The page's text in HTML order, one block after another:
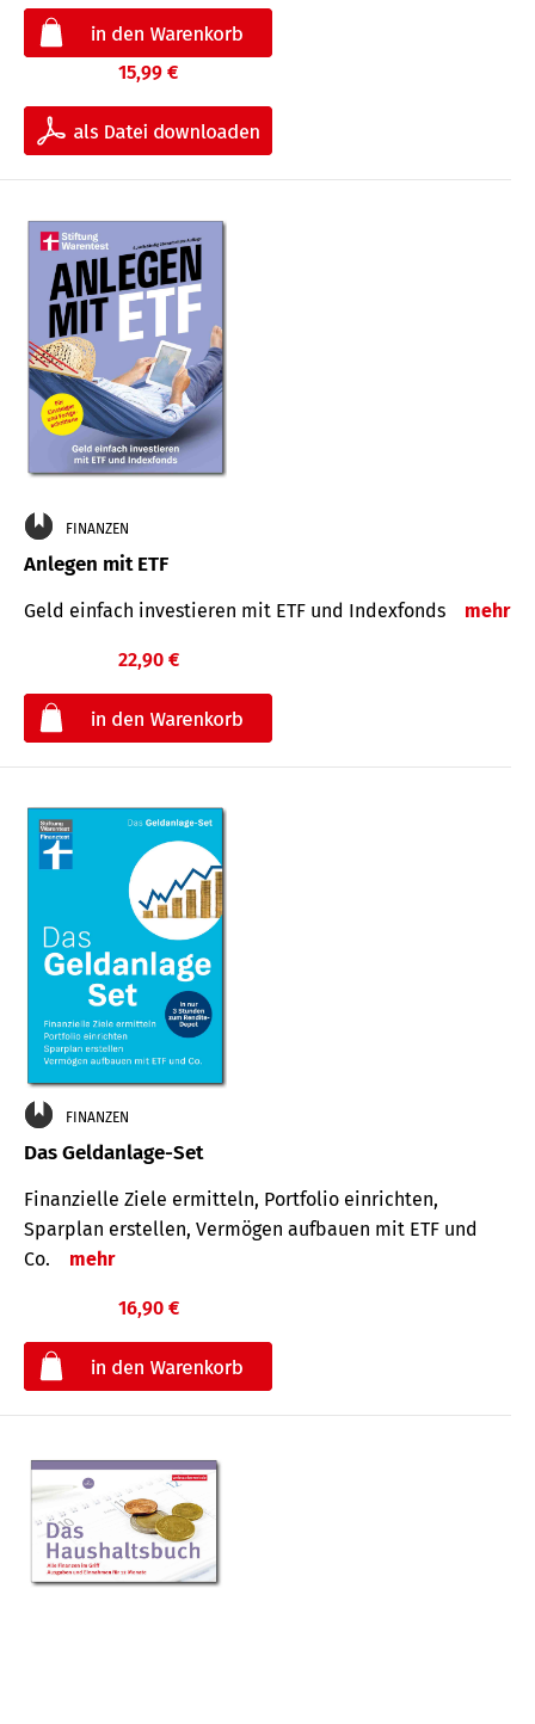
15,99 €
FINANZEN
Anlegen mit ETF
Geld einfach investieren mit ETF und Indexfonds mehr
22,90 €
FINANZEN
Das Geldanlage-Set
Finanzielle Ziele ermitteln, Portfolio einrichten,
Sparplan erstellen, Vermögen aufbauen mit ETF und
Co.
mehr
16,90 €